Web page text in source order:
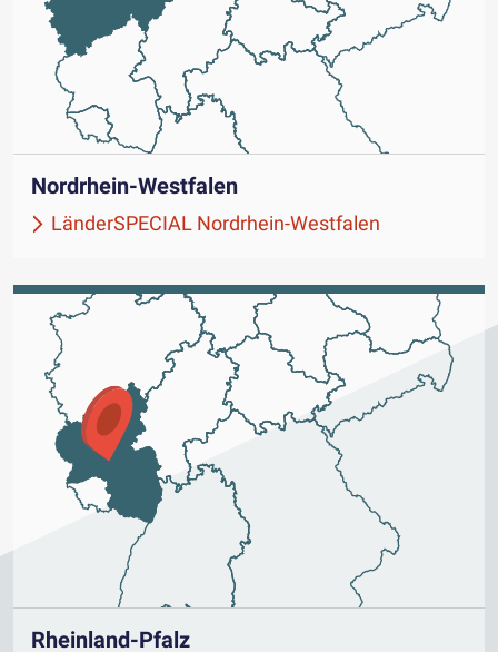
Nordrhein-Westfalen
LänderSPECIAL Nordrhein-Westfalen
Rheinland-Pfalz